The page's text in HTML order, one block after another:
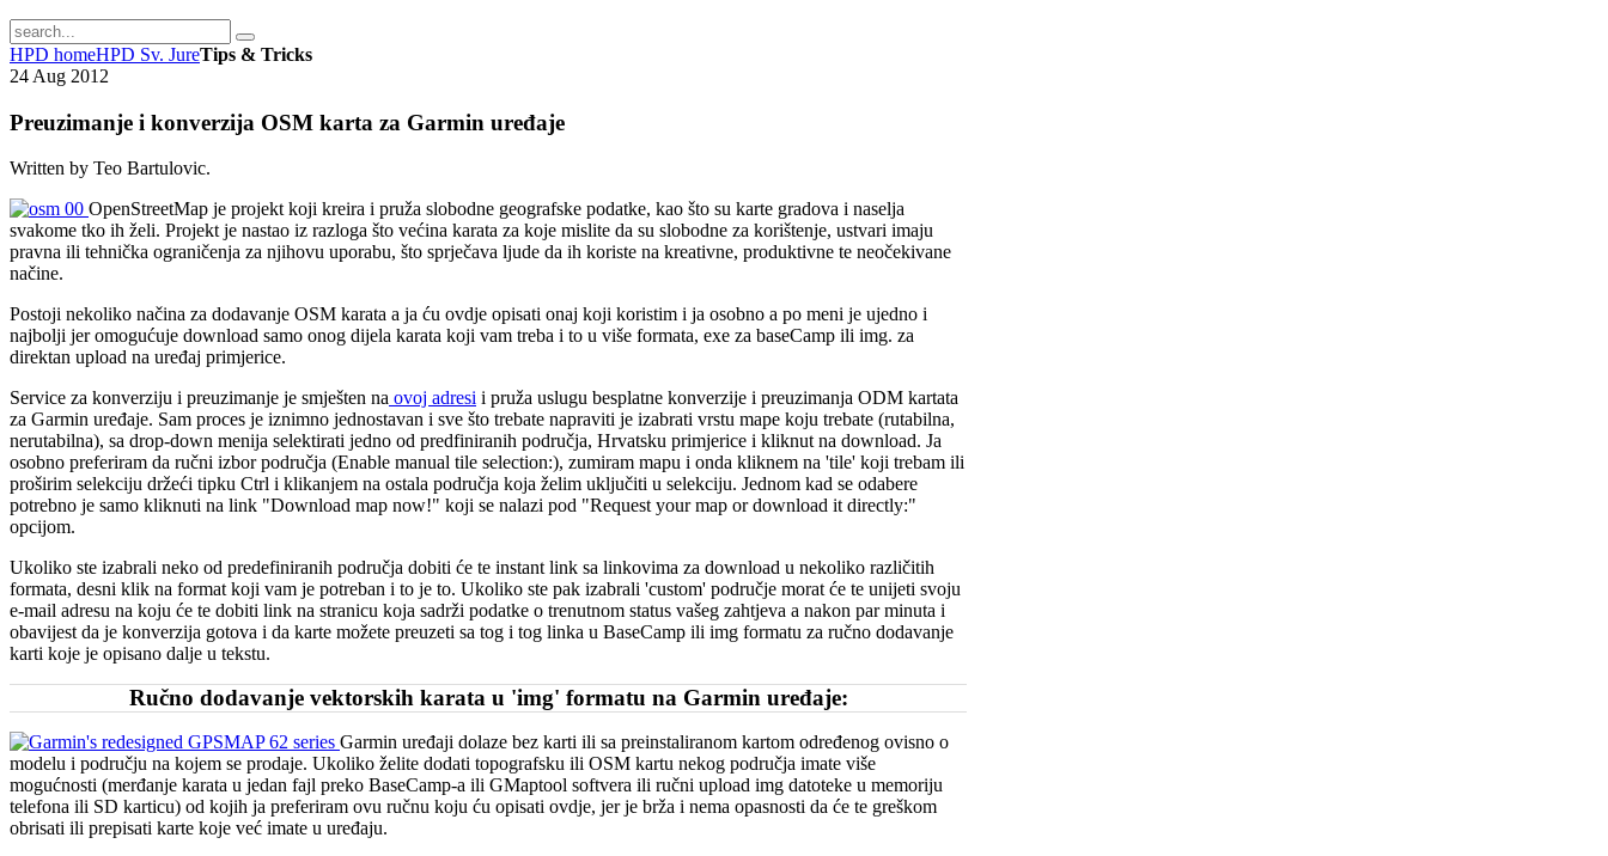
HPD homeHPD Sv. JureTips & Tricks
24 Aug 2012
Preuzimanje i konverzija OSM karta za Garmin uređaje
Written by Teo Bartulovic.
OpenStreetMap je projekt koji kreira i pruža slobodne geografske podatke, kao što su karte gradova i naselja
svakome tko ih želi. Projekt je nastao iz razloga što većina karata za koje mislite da su slobodne za korištenje, ustvari imaju
pravna ili tehnička ograničenja za njihovu uporabu, što sprječava ljude da ih koriste na kreativne, produktivne te neočekivane
načine.
Postoji nekoliko načina za dodavanje OSM karata a ja ću ovdje opisati onaj koji koristim i ja osobno a po meni je ujedno i
najbolji jer omogućuje download samo onog dijela karata koji vam treba i to u više formata, exe za baseCamp ili img. za
direktan upload na uređaj primjerice.
Service za konverziju i preuzimanje je smješten na ovoj adresi i pruža uslugu besplatne konverzije i preuzimanja ODM kartata
za Garmin uređaje. Sam proces je iznimno jednostavan i sve što trebate napraviti je izabrati vrstu mape koju trebate (rutabilna,
nerutabilna), sa drop-down menija selektirati jedno od predfiniranih područja, Hrvatsku primjerice i kliknut na download. Ja
osobno preferiram da ručni izbor područja (Enable manual tile selection:), zumiram mapu i onda kliknem na 'tile' koji trebam ili
proširim selekciju držeći tipku Ctrl i klikanjem na ostala područja koja želim uključiti u selekciju. Jednom kad se odabere
potrebno je samo kliknuti na link "Download map now!" koji se nalazi pod "Request your map or download it directly:"
opcijom.
Ukoliko ste izabrali neko od predefiniranih područja dobiti će te instant link sa linkovima za download u nekoliko različitih
formata, desni klik na format koji vam je potreban i to je to. Ukoliko ste pak izabrali 'custom' područje morat će te unijeti svoju
e-mail adresu na koju će te dobiti link na stranicu koja sadrži podatke o trenutnom status vašeg zahtjeva a nakon par minuta i
obavijest da je konverzija gotova i da karte možete preuzeti sa tog i tog linka u BaseCamp ili img formatu za ručno dodavanje
karti koje je opisano dalje u tekstu.
Ručno dodavanje vektorskih karata u 'img' formatu na Garmin uređaje:
Garmin uređaji dolaze bez karti ili sa preinstaliranom kartom određenog ovisno o
modelu i području na kojem se prodaje. Ukoliko želite dodati topografsku ili OSM kartu nekog područja imate više
mogućnosti (merđanje karata u jedan fajl preko BaseCamp-a ili GMaptool softvera ili ručni upload img datoteke u memoriju
telefona ili SD karticu) od kojih ja preferiram ovu ručnu koju ću opisati ovdje, jer je brža i nema opasnosti da će te greškom
obrisati ili prepisati karte koje već imate u uređaju.